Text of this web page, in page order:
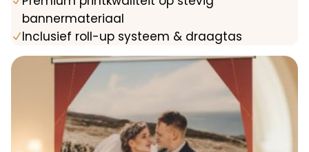
bannermateriaal
NInclusief roll-up systeem & draagtas